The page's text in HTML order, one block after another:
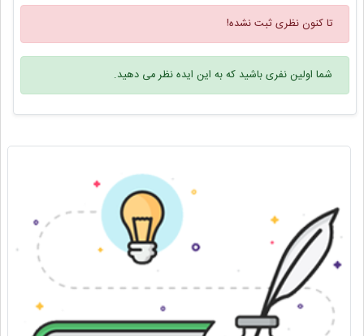
تا کنون نظری ثبت نشده!
شما اولین نفری باشید که به این ایده نظر می دهید.